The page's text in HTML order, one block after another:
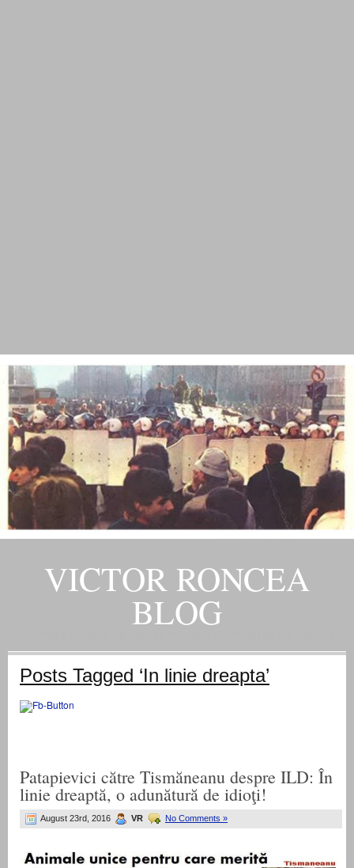
VICTOR RONCEA
BLOG
Posts Tagged ‘In linie dreapta’
Patapievici către Tismăneanu despre ILD: În
linie dreaptă, o adunătură de idioţi!
August 23rd, 2016 VR No Comments »